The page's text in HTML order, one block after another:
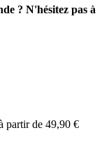
? N'hésitez pas à
partir de 49,90 €